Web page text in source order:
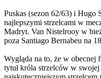
Puskas (sezon 62/63) i Hugo
najlepszymi strzelcami w
Madryt. Van Nistelrooy w
poza Santiago Bernabeu na
Wygląda na to, że w obecnej
tytuł króla strzelców w